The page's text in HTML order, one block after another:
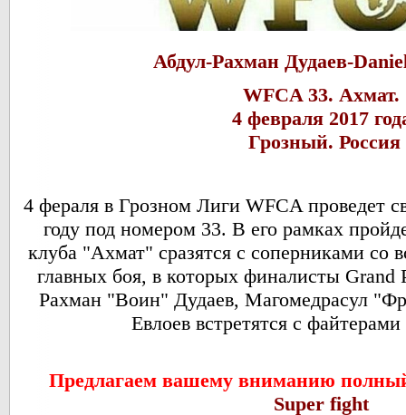
Абдул-Рахман Дудаев-
WFCA 33. Ахмат.
4 февраля 2017
Грозный. Россия
4 фераля в Грозном Лиги WFCA проведет
году под номером 33. В его рамках
клуба "Ахмат" сразятся с соперниками со
главных боя, в которых финалисты
Рахман "Воин" Дудаев, Магомедрасул
Евлоев встретятся с
Предлагаем вашему вниманию
Super fight